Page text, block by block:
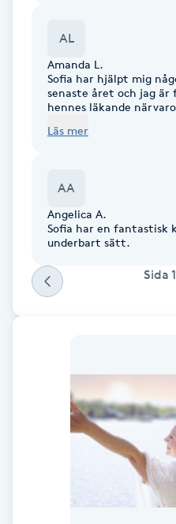
Enzympeeling
Extensions
Extensions borttagning
Face framing
Faceliftmassage
Fet hårbotten
Fibromassage
AL
Amanda L.
Sofia har hjälpt mig
senaste året och jag
hennes läkande
allt 10/10, helt
Läs mer
AA
Angelica A.
Sofia har en fantastisk
underbart sätt.
Sida 1